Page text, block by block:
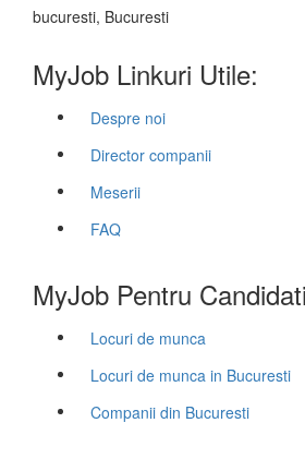
bucuresti, Bucuresti
MyJob Linkuri Utile:
Despre noi
Director companii
Meserii
FAQ
MyJob Pentru
Locuri de munca
Locuri de munca in Bucuresti
Companii din Bucuresti